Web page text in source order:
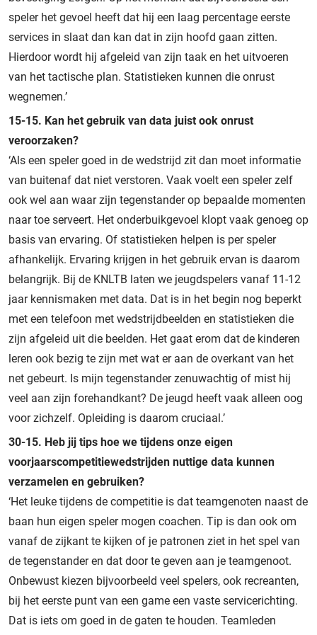
speler het gevoel heeft dat hij een laag percentage eerste
services in slaat dan kan dat in zijn hoofd gaan zitten.
Hierdoor wordt hij afgeleid van zijn taak en het uitvoeren
van het tactische plan. Statistieken kunnen die onrust
wegnemen.’
15-15. Kan het gebruik van data juist ook onrust
veroorzaken?
‘Als een speler goed in de wedstrijd zit dan moet informatie
van buitenaf dat niet verstoren. Vaak voelt een speler zelf
ook wel aan waar zijn tegenstander op bepaalde momenten
naar toe serveert. Het onderbuikgevoel klopt vaak genoeg op
basis van ervaring. Of statistieken helpen is per speler
afhankelijk. Ervaring krijgen in het gebruik ervan is daarom
belangrijk. Bij de KNLTB laten we jeugdspelers vanaf 11-12
jaar kennismaken met data. Dat is in het begin nog beperkt
met een telefoon met wedstrijdbeelden en statistieken die
zijn afgeleid uit die beelden. Het gaat erom dat de kinderen
leren ook bezig te zijn met wat er aan de overkant van het
net gebeurt. Is mijn tegenstander zenuwachtig of mist hij
veel aan zijn forehandkant? De jeugd heeft vaak alleen oog
voor zichzelf. Opleiding is daarom cruciaal.’
30-15. Heb jij tips hoe we tijdens onze eigen
voorjaarscompetitiewedstrijden nuttige data kunnen
verzamelen en gebruiken?
‘Het leuke tijdens de competitie is dat teamgenoten naast de
baan hun eigen speler mogen coachen. Tip is dan ook om
vanaf de zijkant te kijken of je patronen ziet in het spel van
de tegenstander en dat door te geven aan je teamgenoot.
Onbewust kiezen bijvoorbeeld veel spelers, ook recreanten,
bij het eerste punt van een game een vaste servicerichting.
Dat is iets om goed in de gaten te houden. Teamleden